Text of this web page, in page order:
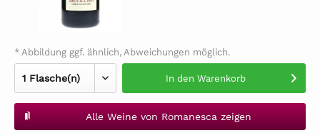
* Abbildung ggf. ähnlich, Abweichungen möglich.
In den Warenkorb
Alle Weine von Romanesca zeigen